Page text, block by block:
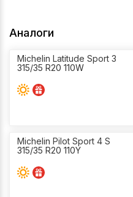
Аналоги
Michelin Latitude Sport 3
315/35 R20 110W
Michelin Pilot Sport 4 S
315/35 R20 110Y